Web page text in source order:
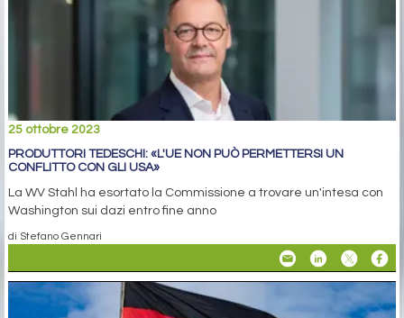
25 ottobre 2023
PRODUTTORI TEDESCHI: «L'UE NON PUÒ PERMETTERSI UN
CONFLITTO CON GLI USA»
La WV Stahl ha esortato la Commissione a trovare un'intesa con
Washington sui dazi entro fine anno
di Stefano Gennari